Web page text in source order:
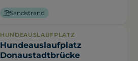
Sandstrand
HUNDEAUSLAUFPLATZ
Hundeauslaufplatz
Donaustadtbrücke